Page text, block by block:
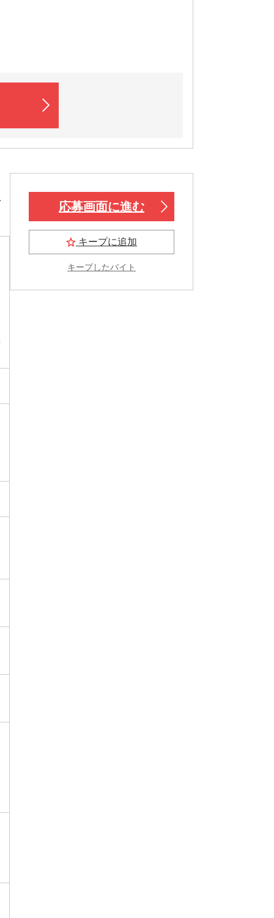
応募画面に進む
キープに追加
キープしたバイト